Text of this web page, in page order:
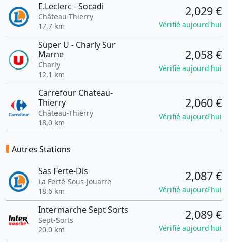
E.Leclerc - Socadi
Château-Thierry
17,7 km
2,029 €
Vérifié aujourd'hui
Super U - Charly Sur
Marne
Charly
12,1 km
2,058 €
Vérifié aujourd'hui
Carrefour Chateau-
Thierry
Château-Thierry
18,0 km
2,060 €
Vérifié aujourd'hui
Autres Stations
Sas Ferte-Dis
La Ferté-Sous-Jouarre
18,6 km
2,087 €
Vérifié aujourd'hui
Intermarche Sept Sorts
Sept-Sorts
20,0 km
2,089 €
Vérifié aujourd'hui